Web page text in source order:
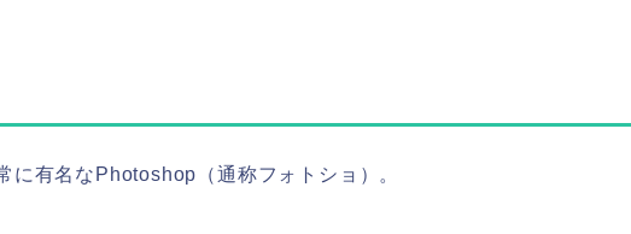
に有名なPhotoshop（通称フォトショ）。